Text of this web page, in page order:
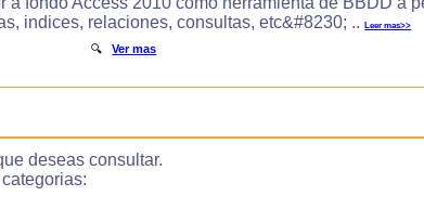
indices, relaciones, consultas, etc&#8230; ..Leer mas>>
🔍Ver mas
deseas consultar.